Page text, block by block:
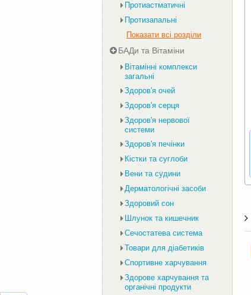
Протиастматичні
Протизапальні
Показати всі розділи
БАДи та Вітаміни
Вітамінні комплекси
загальні
Здоров'я очей
Здоров'я серця
Здоров'я нервової
системи
Здоров'я печінки
Кістки та суглоби
Вени та судини
Дерматологічні засоби
Здоровий сон
Шлунок та кишечник
Сечостатева система
Товари для діабетиків
Спортивне харчування
Здорове харчування та
органічні продукти